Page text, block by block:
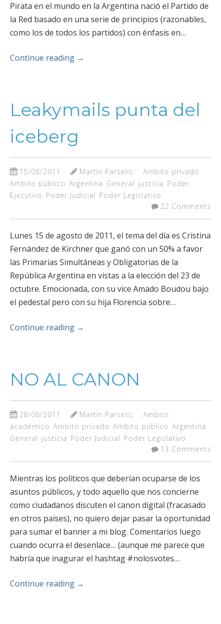
Pirata en el mundo en la Argentina nació el Partido de
la Red basado en una serie de principios (razonables,
como los de todos los partidos) con énfasis en…
Continue reading →
Leakymails punta del
iceberg
15/08/2011 Martín Parselis
Ambito privado
Ambito público Argentina General justicia Poder
Ejecutivo Poder Judicial Poder Legislativo
22 Comments
Lunes 15 de agosto de 2011, el tema del día es Cristina
Fernández de Kirchner que ganó con un 50% a favor
las Primarias Simultáneas y Obligatorias de la
República Argentina en vistas a la elección del 23 de
octubre. Emocionada, con su vice Amado Boudou bajo
el pedestal pero con su hija Florencia sobre…
Continue reading →
NO AL CANON
28/06/2011 Martín Parselis
Ambito
académico Ambito privado Ambito público Argentina
General justicia Poder Judicial Poder Legislativo
13 Comments
Mientras los políticos que deberían ocuparse de los
asuntos públicos, y todo aquello que nos concierne
como ciudadanos discuten el canon digital (fracasado
en otros países), no quiero dejar pasar la oportunidad
para sumar el banner a mi blog. Comentarios luego
cuando ocurra el desenlace… (aunque me parece que
habría que inagurar el hashtag #nolosvotes…
Continue reading →